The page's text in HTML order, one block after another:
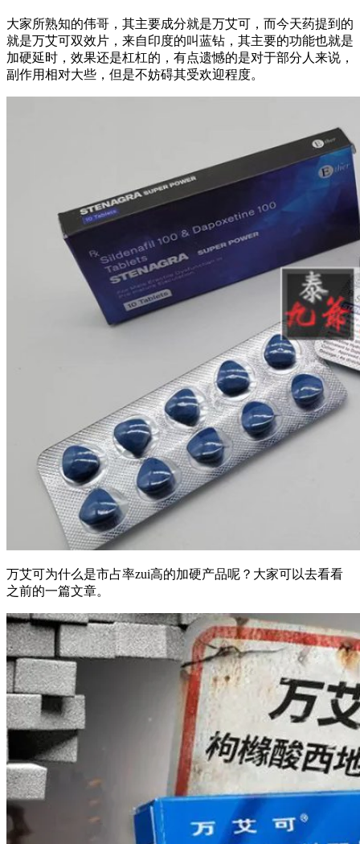
大家所熟知的伟哥，其主要成分就是万艾可，而今天药提到的
就是万艾可双效片，来自印度的叫蓝钻，其主要的功能也就是
加硬延时，效果还是杠杠的，有点遗憾的是对于部分人来说，
副作用相对大些，但是不妨碍其受欢迎程度。
万艾可为什么是市占率zui高的加硬产品呢？大家可以去看看
之前的一篇文章。